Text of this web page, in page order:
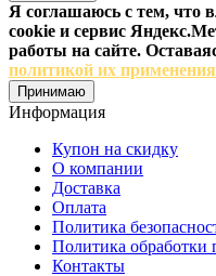
Я соглашаюсь с тем, что
cookie и сервис
работы на сайте.
политикой их применения
Принимаю
Информация
Купон на скидку
О компании
Доставка
Оплата
Политика
Политика обработки
Контакты